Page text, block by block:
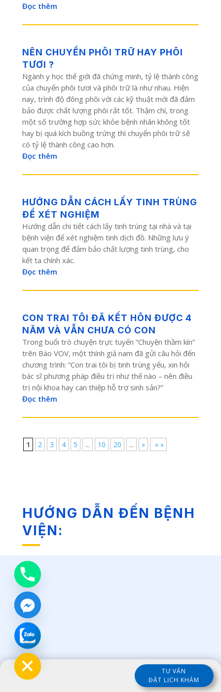
Đọc thêm
NÊN CHUYỂN PHÔI TRỮ HAY PHÔI
TƯƠI ?
Ngành y học thế giới đã chứng minh, tỷ lệ thành công
của chuyển phôi tươi và phôi trữ là như nhau. Hiện
nay, trình độ đông phôi với các kỹ thuật mới đã đảm
bảo được chất lượng phôi rất tốt. Thậm chí, trong
một số trường hợp sức khỏe bệnh nhân không tốt
hay bị quá kích buồng trứng thì chuyển phôi trữ sẽ
có tỷ lệ thành công cao hơn.
Đọc thêm
HƯỚNG DẪN CÁCH LẤY TINH TRÙNG
ĐỂ XÉT NGHIỆM
Hướng dẫn chi tiết cách lấy tinh trùng tại nhà và tại
bệnh viện để xét nghiệm tinh dịch đồ. Những lưu ý
quan trọng để đảm bảo chất lượng tinh trùng, cho
kết ta chính xác.
Đọc thêm
CON TRAI TÔI ĐÃ KẾT HÔN ĐƯỢC 4
NĂM VÀ VẪN CHƯA CÓ CON
Trong buổi trò chuyện trực tuyến “Chuyện thầm kín”
trên Báo VOV, một thính giả nam đã gửi câu hỏi đến
chương trình: “Con trai tôi bị tinh trùng yếu, xin hỏi
bác sĩ phương pháp điều trị như thế nào – nên điều
trị nội khoa hay can thiệp hỗ trợ sinh sản?”
Đọc thêm
1 2 3 4 5 ... 10 20 ... » » »
HƯỚNG DẪN ĐẾN BỆNH
VIỆN:
TƯ VẤN
ĐẶT LỊCH KHÁM
Hide
chaty